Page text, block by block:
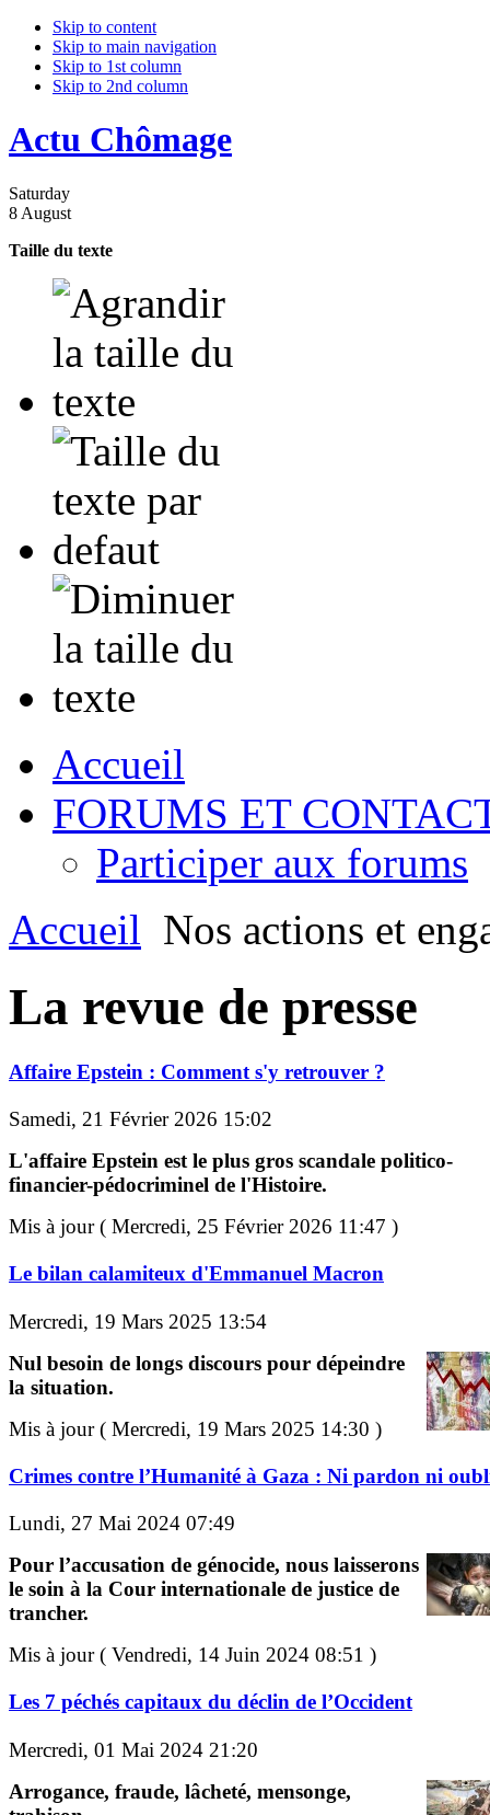
Skip to content
Skip to main navigation
Skip to 1st column
Skip to 2nd column
Actu Chômage
Saturday
8 August
Taille du texte
Accueil
FORUMS ET
Participer aux forums
Accueil Nos actions et
La revue de presse
Affaire Epstein : Comment s'y retrouver ?
Samedi, 21 Février 2026 15:02
L'affaire Epstein est le plus gros scandale politico-
financier-pédocriminel de l'Histoire.
Mis à jour ( Mercredi, 25 Février 2026 11:47 )
Le bilan calamiteux d'Emmanuel Macron
Mercredi, 19 Mars 2025 13:54
Nul besoin de longs discours pour dépeindre
la situation.
Mis à jour ( Mercredi, 19 Mars 2025 14:30 )
Crimes contre l’Humanité à Gaza : Ni pardon ni
Lundi, 27 Mai 2024 07:49
Pour l’accusation de génocide, nous laisserons
le soin à la Cour internationale de justice de
trancher.
Mis à jour ( Vendredi, 14 Juin 2024 08:51 )
Les 7 péchés capitaux du déclin de l’Occident
Mercredi, 01 Mai 2024 21:20
Arrogance, fraude, lâcheté, mensonge,